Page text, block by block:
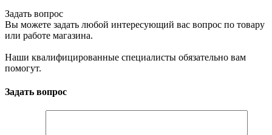
Задать вопрос
Вы можете задать любой интересующий вас вопрос по товару
или работе магазина.
Наши квалифицированные специалисты обязательно вам
помогут.
Задать вопрос